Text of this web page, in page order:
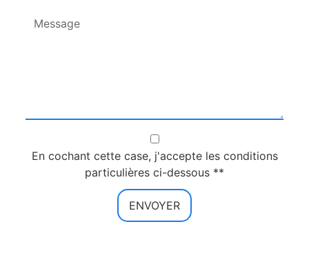
En cochant cette case, j'accepte les conditions
particulières ci-dessous **
ENVOYER